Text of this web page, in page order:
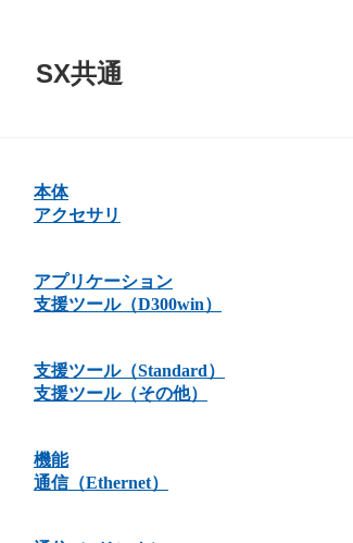
SX共通
本体
アクセサリ
アプリケーション
支援ツール（D300win）
支援ツール（Standard）
支援ツール（その他）
機能
通信（Ethernet）